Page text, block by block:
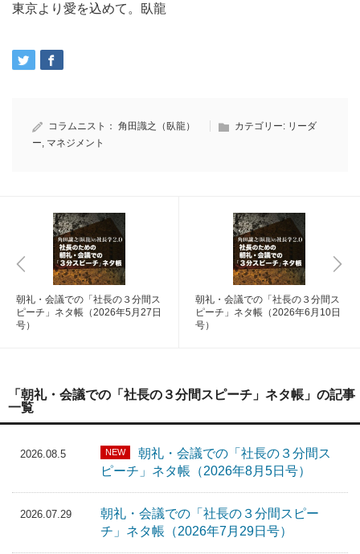
東京より愛を込めて。臥龍
コラムニスト： 角田識之（臥龍） カテゴリー: リーダ
ー, マネジメント
朝礼・会議での「社長の３分間ス
ピーチ」ネタ帳（2026年5月27日
号）
朝礼・会議での「社長の３分間ス
ピーチ」ネタ帳（2026年6月10日
号）
「朝礼・会議での「社長の３分間スピーチ」ネタ帳」の記事
一覧
2026.08.5 NEW
朝礼・会議での「社長の３分間ス
ピーチ」ネタ帳（2026年8月5日号）
2026.07.29
朝礼・会議での「社長の３分間スピー
チ」ネタ帳（2026年7月29日号）